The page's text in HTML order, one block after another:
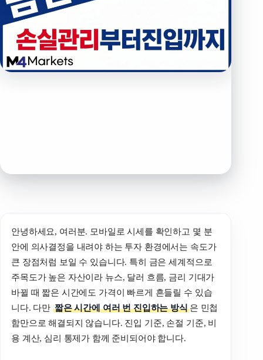
안녕하세요, 여러분. 모바일로 시세를 확인하고 몇 분
안에 의사결정을 내려야 하는 투자 환경에서는 속도가
큰 장점처럼 보일 수 있습니다. 특히 금은 세계적으로
주목도가 높은 자산이라 뉴스, 달러 흐름, 금리 기대가
바뀔 때 짧은 시간에도 가격이 빠르게 흔들릴 수 있습
니다. 다만 짧은 시간에 여러 번 진입하는 방식은 민첩
함만으로 해결되지 않습니다. 진입 기준, 손절 기준, 비
용 계산, 심리 통제가 함께 준비되어야 합니다.